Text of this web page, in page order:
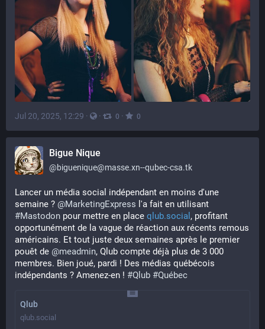
Jul 20, 2025, 12:29 · · 0 · 0
Bigue Nique
@biguenique@masse.xn--qubec-csa.tk
Lancer un média social indépendant en moins d'une
semaine ? @MarketingExpress
#Mastodon pour mettre en place qlub.social , profitant
opportunément de la vague de réaction aux récents remous
américains. Et tout juste deux semaines après le premier
pouêt de @meadmin, Qlub compte déjà plus de 3 000
membres. Bien joué, pardi ! Des médias québécois
indépendants ? Amenez-en ! #Qlub #Québec
Qlub
qlub.social